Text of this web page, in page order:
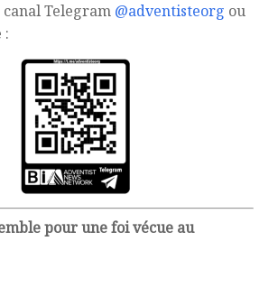
Telegram @adventisteorg ou
:
pour une foi vécue au